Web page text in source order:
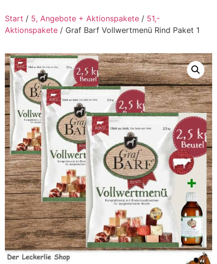
Start / 5, Angebote + Aktionspakete / 51,-
Aktionspakete / Graf Barf Vollwertmenü Rind Paket 1